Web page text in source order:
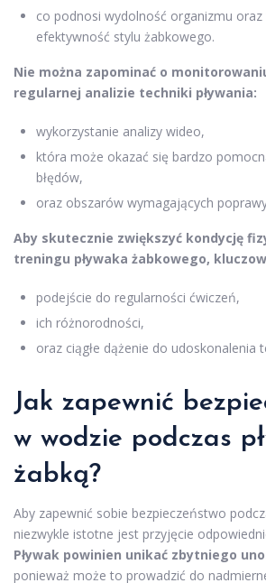
co podnosi wydolność organizmu oraz
efektywność stylu żabkowego.
Nie można zapominać o
regularnej analizie techniki pływania:
wykorzystanie analizy wideo,
która może okazać się bardzo
błędów,
oraz obszarów wymagających
Aby skutecznie zwiększyć kondycję
treningu pływaka żabkowego,
podejście do regularności ćwiczeń,
ich różnorodności,
oraz ciągłe dążenie do udoskonalenia
Jak zapewnić
w wodzie podczas
żabką?
Aby zapewnić sobie bezpieczeństwo
niezwykle istotne jest przyjęcie
Pływak powinien unikać zbytniego
ponieważ może to prowadzić do